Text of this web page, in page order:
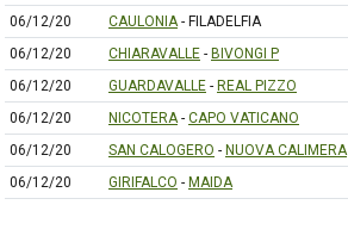
06/12/20
CAULONIA- FILADELFIA
06/12/20
CHIARAVALLE - BIVONGI P
06/12/20
GUARDAVALLE - REAL PIZZO
06/12/20
NICOTERA- CAPO VATICANO
06/12/20
SAN CALOGERO - NUOVA CALIMERA
06/12/20
GIRIFALCO - MAIDA